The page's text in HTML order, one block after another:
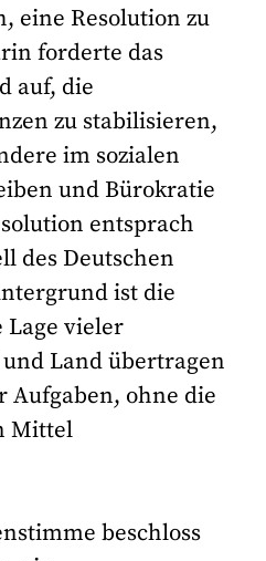
eine Resolution zu
forderte das
auf, die
zu stabilisieren,
im sozialen
und Bürokratie
entsprach
des Deutschen
ist die
vieler
Land übertragen
ohne die
Mittel
beschloss